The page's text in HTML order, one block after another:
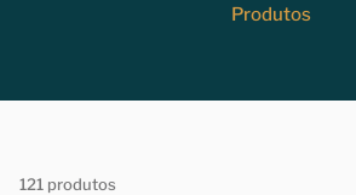
Produtos
121 produtos